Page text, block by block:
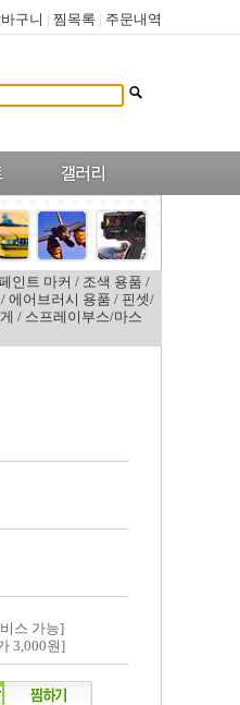
구니 | 찜목록 | 주문내역
인트 마커 / 조색 용품 /
/ 에어브러시 용품 / 핀셋/
/ 스프레이부스/마스
스 가능]
3,000원]